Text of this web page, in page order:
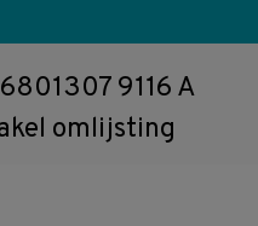
9116 A
omlijsting